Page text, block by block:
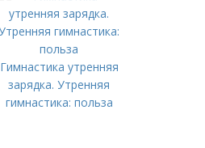
Гимнастика утренняя
зарядка. Утренняя
гимнастика: польза